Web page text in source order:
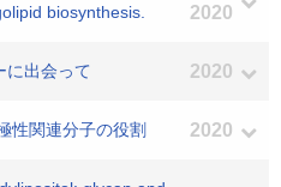
biosynthesis.
2020
に出会って 2020
性関連分子の役割 2020